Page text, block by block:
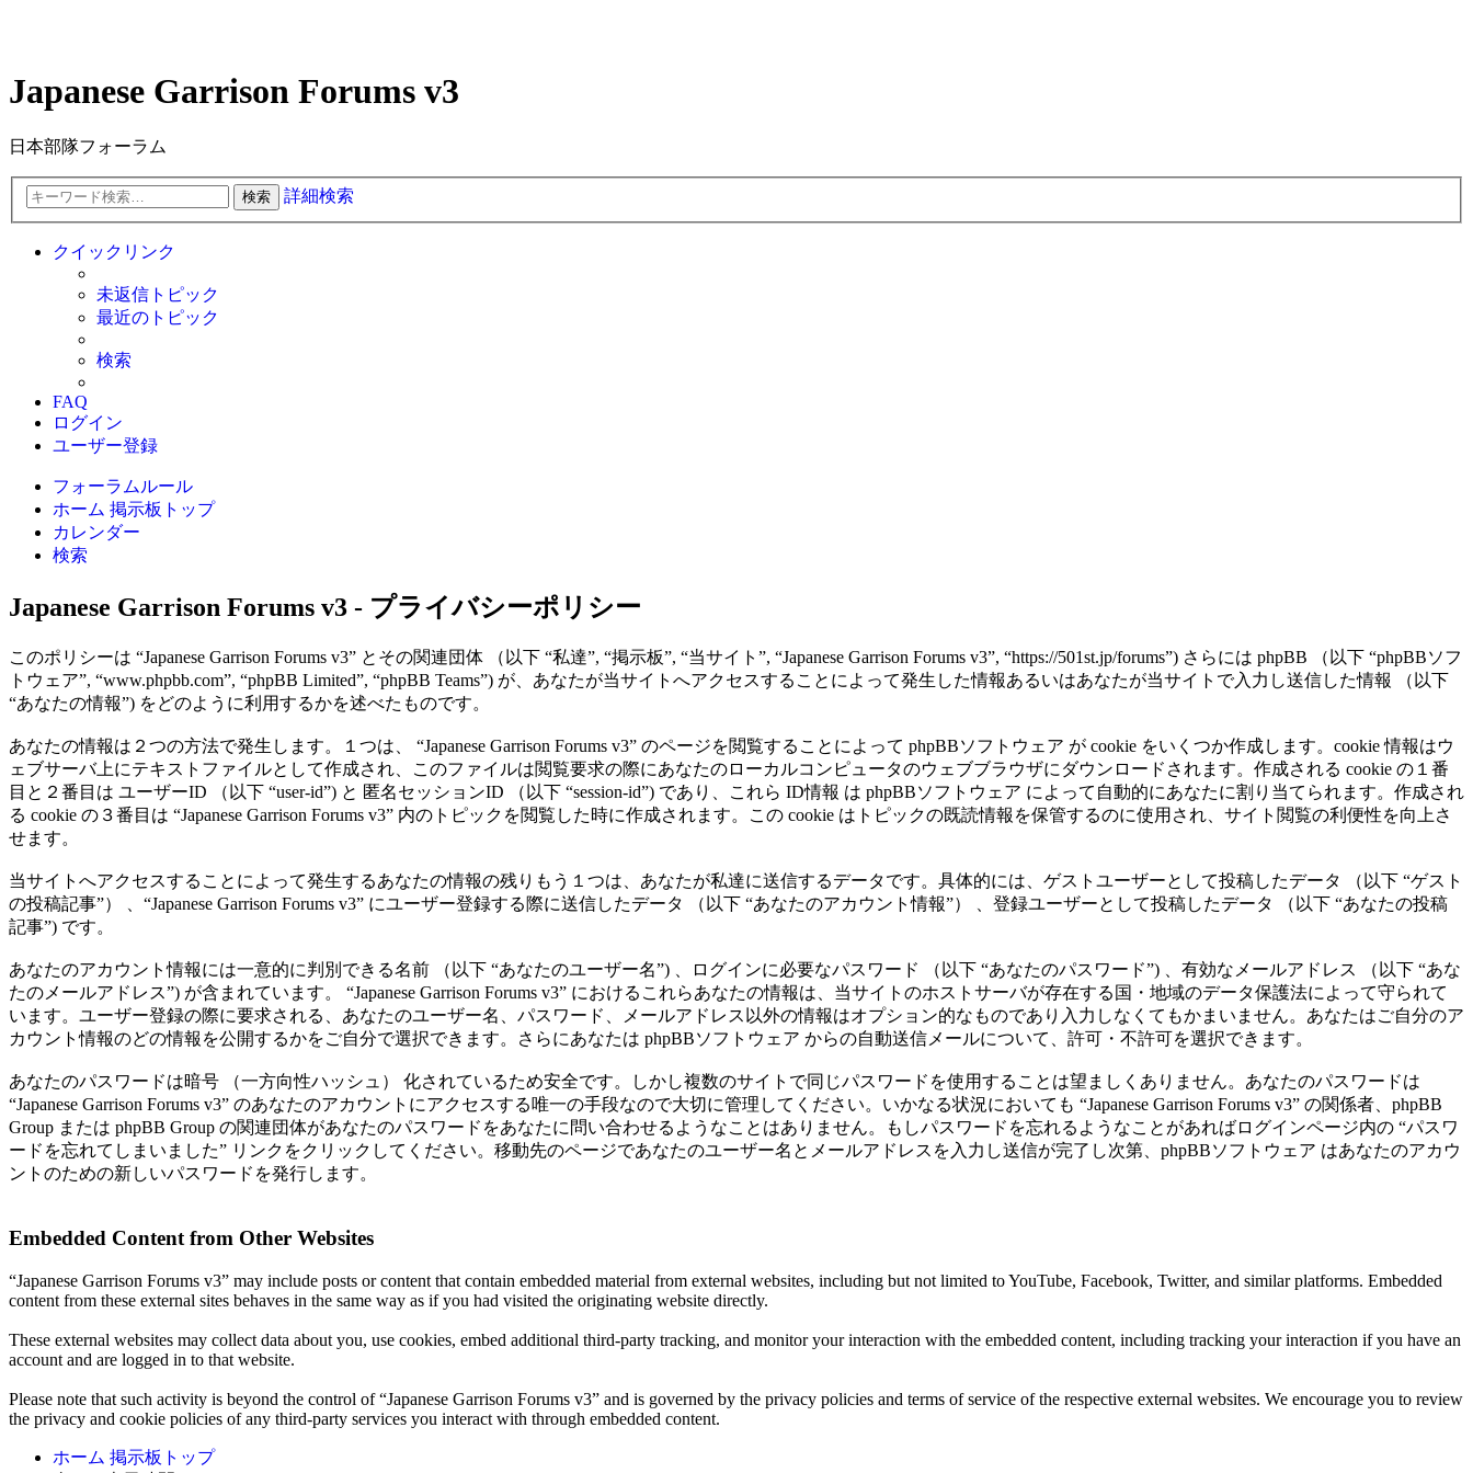
Japanese Garrison Forums v3
日本部隊フォーラム
検索 詳細検索
クイックリンク
未返信トピック
最近のトピック
検索
FAQ
ログイン
ユーザー登録
フォーラムルール
ホーム 掲示板トップ
カレンダー
検索
Japanese Garrison Forums v3 - プライバシーポリシー
このポリシーは “Japanese Garrison Forums v3” とその関連団体 （以下 “私達”, “掲示板”, “当サイト”, “Japanese Garrison Forums v3”, “https://501st.jp/forums”) さらには phpBB （以下 “phpBBソフ
トウェア”, “www.phpbb.com”, “phpBB Limited”, “phpBB Teams”) が、あなたが当サイトへアクセスすることによって発生した情報あるいはあなたが当サイトで入力し送信した情報 （以下
“あなたの情報”) をどのように利用するかを述べたものです。
あなたの情報は２つの方法で発生します。１つは、 “Japanese Garrison Forums v3” のページを閲覧することによって phpBBソフトウェア が cookie をいくつか作成します。cookie 情報はウ
ェブサーバ上にテキストファイルとして作成され、このファイルは閲覧要求の際にあなたのローカルコンピュータのウェブブラウザにダウンロードされます。作成される cookie の１番
目と２番目は ユーザーID （以下 “user-id”) と 匿名セッションID （以下 “session-id”) であり、これら ID情報 は phpBBソフトウェア によって自動的にあなたに割り当てられます。作成され
る cookie の３番目は “Japanese Garrison Forums v3” 内のトピックを閲覧した時に作成されます。この cookie はトピックの既読情報を保管するのに使用され、サイト閲覧の利便性を向上さ
せます。
当サイトへアクセスすることによって発生するあなたの情報の残りもう１つは、あなたが私達に送信するデータです。具体的には、ゲストユーザーとして投稿したデータ （以下 “ゲスト
の投稿記事”） 、“Japanese Garrison Forums v3” にユーザー登録する際に送信したデータ （以下 “あなたのアカウント情報”） 、登録ユーザーとして投稿したデータ （以下 “あなたの投稿
記事”) です。
あなたのアカウント情報には一意的に判別できる名前 （以下 “あなたのユーザー名”) 、ログインに必要なパスワード （以下 “あなたのパスワード”) 、有効なメールアドレス （以下 “あな
たのメールアドレス”) が含まれています。 “Japanese Garrison Forums v3” におけるこれらあなたの情報は、当サイトのホストサーバが存在する国・地域のデータ保護法によって守られて
います。ユーザー登録の際に要求される、あなたのユーザー名、パスワード、メールアドレス以外の情報はオプション的なものであり入力しなくてもかまいません。あなたはご自分のア
カウント情報のどの情報を公開するかをご自分で選択できます。さらにあなたは phpBBソフトウェア からの自動送信メールについて、許可・不許可を選択できます。
あなたのパスワードは暗号 （一方向性ハッシュ） 化されているため安全です。しかし複数のサイトで同じパスワードを使用することは望ましくありません。あなたのパスワードは
“Japanese Garrison Forums v3” のあなたのアカウントにアクセスする唯一の手段なので大切に管理してください。いかなる状況においても “Japanese Garrison Forums v3” の関係者、phpBB
Group または phpBB Group の関連団体があなたのパスワードをあなたに問い合わせるようなことはありません。もしパスワードを忘れるようなことがあればログインページ内の “パスワ
ードを忘れてしまいました” リンクをクリックしてください。移動先のページであなたのユーザー名とメールアドレスを入力し送信が完了し次第、phpBBソフトウェア はあなたのアカウ
ントのための新しいパスワードを発行します。
Embedded Content from Other Websites
“Japanese Garrison Forums v3” may include posts or content that contain embedded material from external websites, including but not limited to YouTube, Facebook, Twitter, and similar platforms. Embedded
content from these external sites behaves in the same way as if you had visited the originating website directly.
These external websites may collect data about you, use cookies, embed additional third-party tracking, and monitor your interaction with the embedded content, including tracking your interaction if you have an
account and are logged in to that website.
Please note that such activity is beyond the control of “Japanese Garrison Forums v3” and is governed by the privacy policies and terms of service of the respective external websites. We encourage you to review
the privacy and cookie policies of any third-party services you interact with through embedded content.
ホーム 掲示板トップ